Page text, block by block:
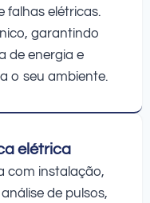
falhas elétricas.
garantindo
de energia e
o seu ambiente.
elétrica
com instalação,
de pulsos,